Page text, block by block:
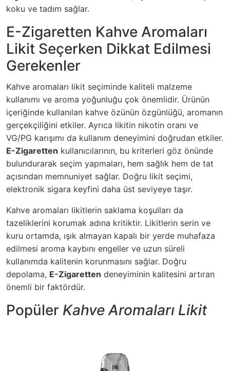
koku ve tadım sağlar.
E-Zigaretten Kahve Aromaları
Likit Seçerken Dikkat Edilmesi
Gerekenler
Kahve aromaları likit seçiminde kaliteli malzeme
kullanımı ve aroma yoğunluğu çok önemlidir. Ürünün
içeriğinde kullanılan kahve özünün özgünlüğü, aromanın
gerçekçiliğini etkiler. Ayrıca likitin nikotin oranı ve
VG/PG karışımı da kullanım deneyimini doğrudan etkiler.
E-Zigaretten kullanıcılarının, bu kriterleri göz önünde
bulundurarak seçim yapmaları, hem sağlık hem de tat
açısından memnuniyet sağlar. Doğru likit seçimi,
elektronik sigara keyfini daha üst seviyeye taşır.
Kahve aromaları likitlerin saklama koşulları da
tazeliklerini korumak adına kritiktir. Likitlerin serin ve
kuru ortamda, ışık almayan kapalı bir yerde muhafaza
edilmesi aroma kaybını engeller ve uzun süreli
kullanımda kalitenin korunmasını sağlar. Doğru
depolama, E-Zigaretten deneyiminin kalitesini artıran
önemli bir faktördür.
Popüler Kahve Aromaları Likit